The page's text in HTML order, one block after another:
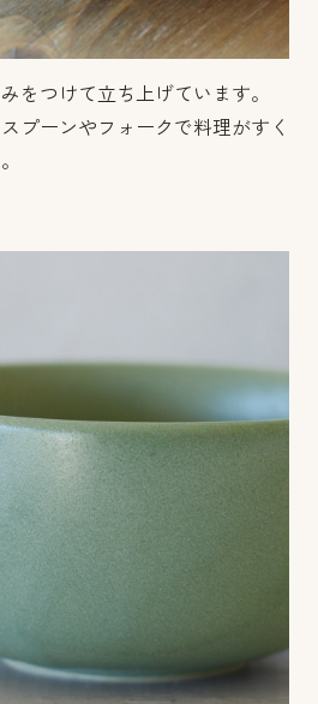
をつけて立ち上げています。
プーンやフォークで料理がすく